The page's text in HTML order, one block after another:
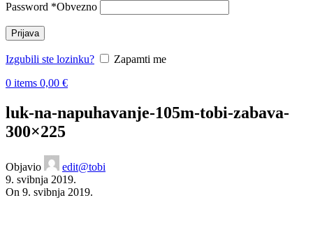
Password *Obvezno
Prijava
Izgubili ste lozinku?
Zapamti me
0 items 0,00 €
luk-na-napuhavanje-105m-tobi-zabava-
300×225
Objavio
edit@tobi
9. svibnja 2019.
On 9. svibnja 2019.